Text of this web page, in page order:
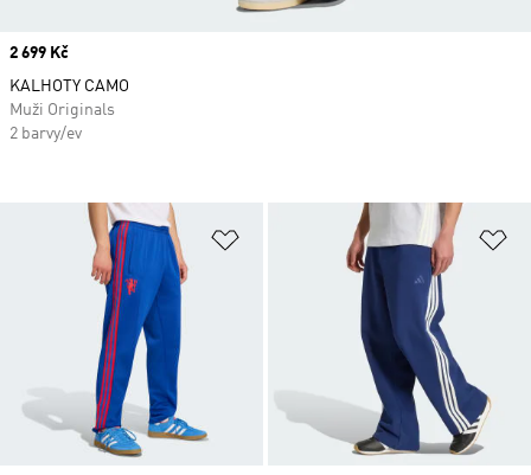
Přidat do seznamu přání
Price
2 699 Kč
KALHOTY CAMO
Muži Originals
2 barvy/ev